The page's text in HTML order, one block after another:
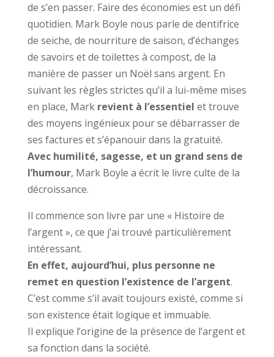
de s’en passer. Faire des économies est un défi
quotidien. Mark Boyle nous parle de dentifrice
de seiche, de nourriture de saison, d’échanges
de savoirs et de toilettes à compost, de la
manière de passer un Noël sans argent. En
suivant les règles strictes qu’il a lui-même mises
en place, Mark revient à l’essentiel et trouve
des moyens ingénieux pour se débarrasser de
ses factures et s’épanouir dans la gratuité.
Avec humilité, sagesse, et un grand sens de
l’humour, Mark Boyle a écrit le livre culte de la
décroissance.
Il commence son livre par une « Histoire de
l’argent », ce que j’ai trouvé particulièrement
intéressant.
En effet, aujourd’hui, plus personne ne
remet en question l’existence de l’argent.
C’est comme s’il avait toujours existé, comme si
son existence était logique et immuable.
Il explique l’origine de la présence de l’argent et
sa fonction dans la société.